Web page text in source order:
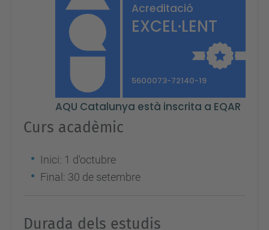
Curs acadèmic
Inici: 1 d'octubre
Final: 30 de setembre
Durada dels estudis